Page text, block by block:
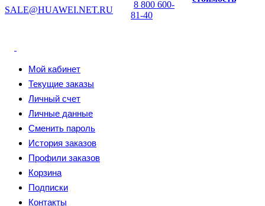
SALE@HUAWEI.NET.RU
8 800 600-
81-40
Мой кабинет
Текущие заказы
Личный счет
Личные данные
Сменить пароль
История заказов
Профили заказов
Корзина
Подписки
Контакты